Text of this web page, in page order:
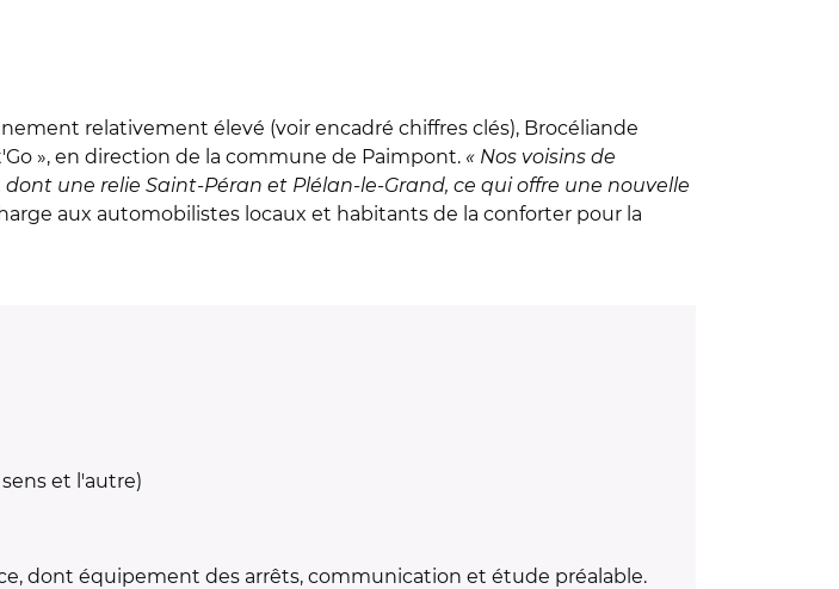
relativement élevé (voir encadré chiffres clés), Brocéliande
», en direction de la commune de Paimpont. « Nos voisins de
une relie Saint-Péran et Plélan-le-Grand, ce qui offre une nouvelle
aux automobilistes locaux et habitants de la conforter pour la
et l'autre)
dont équipement des arrêts, communication et étude préalable.